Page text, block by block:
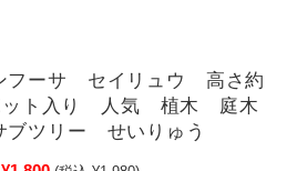
フーサ セイリュウ 高さ約
ット入り 人気 植木 庭木
ツリー せいりゅう